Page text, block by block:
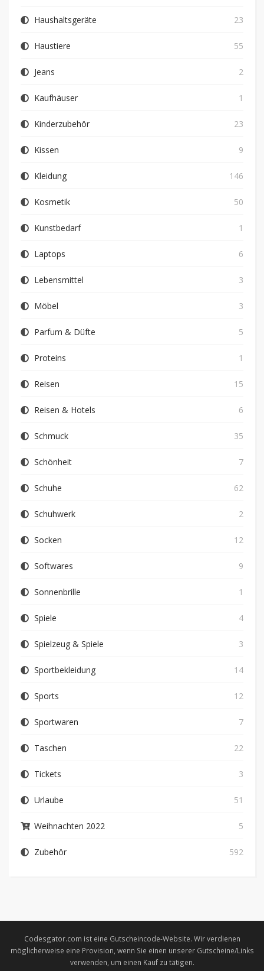
Haushaltsgeräte 23
Haustiere 55
Jeans 2
Kaufhäuser 1
Kinderzubehör 23
Kissen 9
Kleidung 146
Kosmetik 50
Kunstbedarf 1
Laptops 6
Lebensmittel 3
Möbel 3
Parfum & Düfte 5
Proteins 1
Reisen 15
Reisen & Hotels 6
Schmuck 35
Schönheit 7
Schuhe 62
Schuhwerk 2
Socken 12
Softwares 9
Sonnenbrille 1
Spiele 4
Spielzeug & Spiele 3
Sportbekleidung 14
Sports 12
Sportwaren 7
Taschen 22
Tickets 3
Urlaube 51
Weihnachten 2022 5
Zubehör 592
Codesgator.com ist eine Gutscheincode-Website. Wir verdienen
möglicherweise eine Provision, wenn Sie einen unserer Gutscheine/Links
verwenden, um einen Kauf zu tätigen.